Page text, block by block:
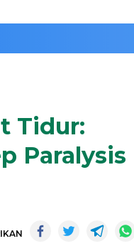
Tidur:
Paralysis